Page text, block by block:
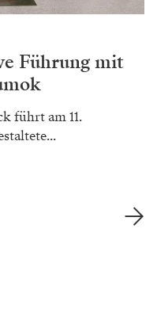
Führung mit
führt am 11.